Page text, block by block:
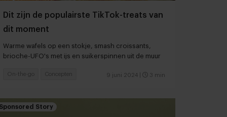
Dit zijn de populairste TikTok-treats van
dit moment
Warme wafels op een stokje, smash croissants,
brioche-UFO's met ijs en suikerspinnen uit de muur
9 juni 2024 3 min
On-the-go Concepten
Sponsored Story